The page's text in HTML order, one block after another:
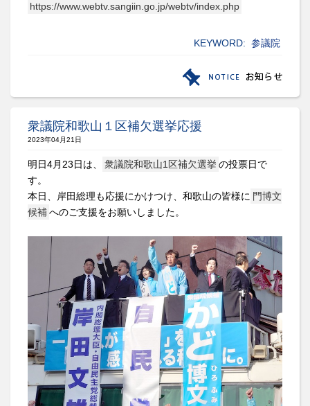
https://www.webtv.sangiin.go.jp/webtv/index.php
KEYWORD: 参議院
衆議院和歌山１区補欠選挙応援
2023年04月21日
明日4月23日は、 衆議院和歌山1区補欠選挙 の投票日で
す。
本日、岸田総理も応援にかけつけ、和歌山の皆様に 門博文
候補へのご支援をお願いしました。